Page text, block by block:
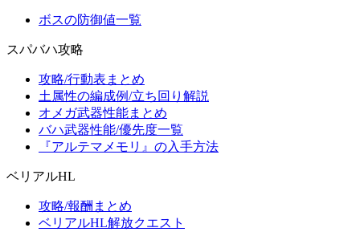
ボスの防御値一覧
スパバハ攻略
攻略/行動表まとめ
土属性の編成例/立ち回り解説
オメガ武器性能まとめ
バハ武器性能/優先度一覧
『アルテマメモリ』の入手方法
ベリアルHL
攻略/報酬まとめ
ベリアルHL解放クエスト